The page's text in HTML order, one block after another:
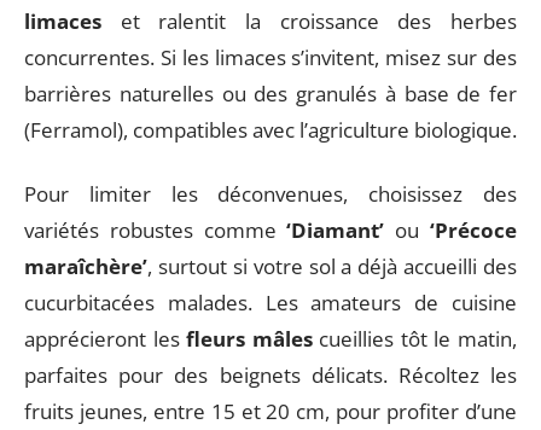
limaces et ralentit la croissance des herbes
concurrentes. Si les limaces s’invitent, misez sur des
barrières naturelles ou des granulés à base de fer
(Ferramol), compatibles avec l’agriculture biologique.
Pour limiter les déconvenues, choisissez des
variétés robustes comme‘Diamant’ ou‘Précoce
maraîchère’, surtout si votre sol a déjà accueilli des
cucurbitacées malades. Les amateurs de cuisine
apprécieront lesfleurs mâlescueillies tôt le matin,
parfaites pour des beignets délicats. Récoltez les
fruits jeunes, entre 15 et 20 cm, pour profiter d’une